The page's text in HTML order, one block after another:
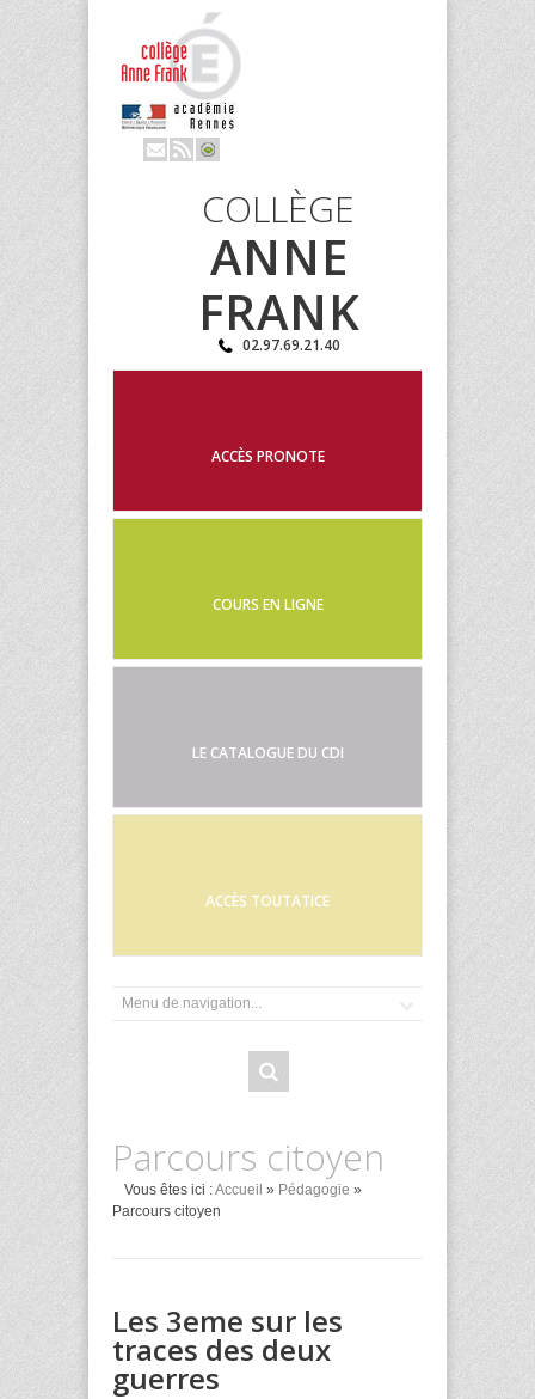
COLLÈGE
ANNE
FRANK
02.97.69.21.40
ACCÈS PRONOTE
COURS EN LIGNE
LE CATALOGUE DU CDI
ACCÈS TOUTATICE
Parcours citoyen
Vous êtes ici :Accueil » Pédagogie »
Parcours citoyen
Les 3eme sur les
traces des deux
guerres